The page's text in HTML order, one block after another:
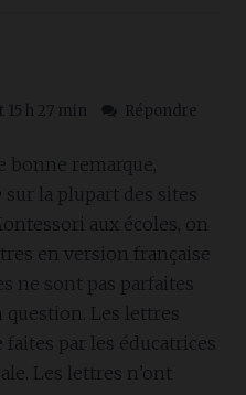
15 h 27 min Répondre
bonne remarque,
sur la plupart des sites
aux écoles, on
en version française
ne sont pas parfaites
Les lettres
par les éducatrices
Les lettres n’ont